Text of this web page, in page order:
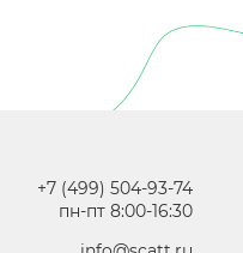
+7 (499) 504-93-74
пн-пт 8:00-16:30